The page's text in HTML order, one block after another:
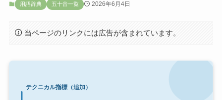
用語辞典 五十音一覧 2026年6月4日
当ページのリンクには広告が含まれています。